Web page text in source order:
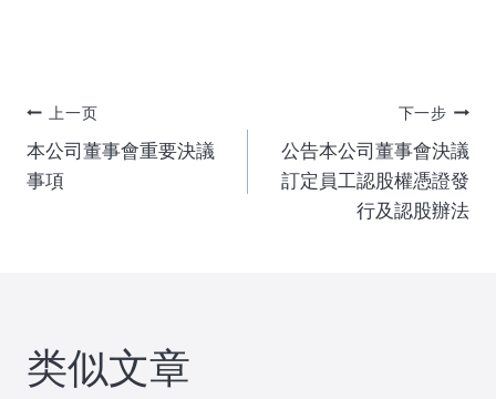
文
章
上一页
本公司董事會重要決議
事項
下一步
公告本公司董事會決議
訂定員工認股權憑證發
行及認股辦法
类似文章